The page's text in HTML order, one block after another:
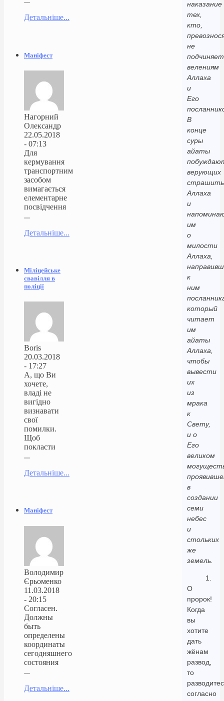
наказание
тех,
кто,
не
велениям
Аллаха
и
Его
В
конце
суры
айаты
верующих
Аллаха
и
им
о
милости
Аллаха,
к
ним
который
читает
им
айаты
Аллаха,
чтобы
вывести
их
из
мрака
к
Свету,
и о
Его
великом
в
создании
семи
небес
и
стольких
же
земель.
1.
О
пророк!
Когда
вы
хотите
дать
жёнам
развод,
то
согласно
Детальніше...
Маніфест
Нагорний
Олександр
22.05.2018
- 07:13
Для
кермування
транспортним
засобом
вимагається
елементарне
посвідчення
...
Детальніше...
Міліцейське
свавілля в
поліції
Boris
20.03.2018
- 17:27
А, що Ви
хочете,
владі не
вигідно
визнавати
свої
помилки.
Щоб
покласти
...
Детальніше...
Маніфест
Володимир
Єрьоменко
11.03.2018
- 20:15
Согласен.
Должны
быть
определены
координаты
сегодняшнего
состояния
...
Детальніше...